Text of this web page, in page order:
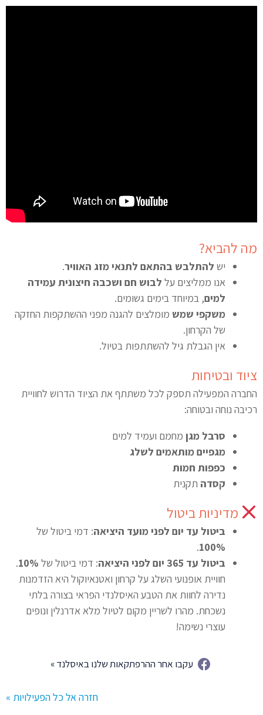
מה להביא?
יש להתלבש בהתאם לתנאי מזג האוויר.
אנו ממליצים על לבוש חם ושכבה חיצונית עמידה
למים, במיוחד בימים גשומים.
משקפי שמש מומלצים להגנה מפני ההשתקפות החזקה
של הקרחון.
אין הגבלת גיל להשתתפות בטיול.
ציוד ובטיחות
החברה המפעילה תספק לכל משתתף את הציוד הדרוש לחוויית
רכיבה נוחה ובטוחה:
סרבל מגן מחמם ועמיד למים
מגפיים מותאמים לשלג
כפפות חמות
קסדה תקנית
מדיניות ביטול
ביטול עד יום לפני מועד היציאה: דמי ביטול של
100%
.
ביטול עד 365 יום לפני היציאה
: דמי ביטול של 10%
.
חוויית אופנועי השלג על קרחון ואטנאיוקול היא הזדמנות
נדירה לחוות את הטבע האיסלנדי הפראי בצורה בלתי
נשכחת. מהרו לשריין מקום לטיול מלא אדרנלין ונופים
עוצרי נשימה!
עקבו אחר ההרפתקאות שלנו באיסלנד »
חזרה אל כל הפעילויות »